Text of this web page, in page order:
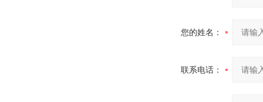
您的姓名：
联系电话：